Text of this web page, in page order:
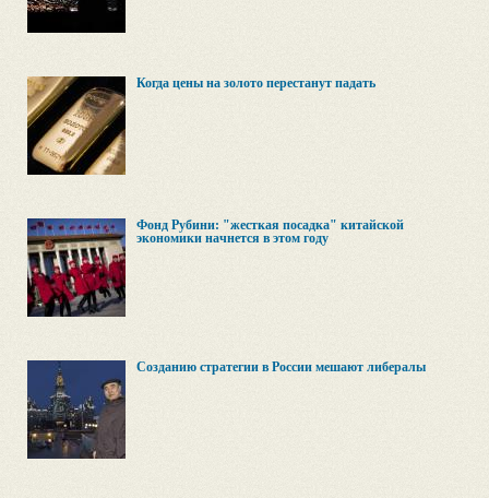
Когда цены на золото перестанут падать
Фонд Рубини: "жесткая посадка" китайской
экономики начнется в этом году
Созданию стратегии в России мешают либералы